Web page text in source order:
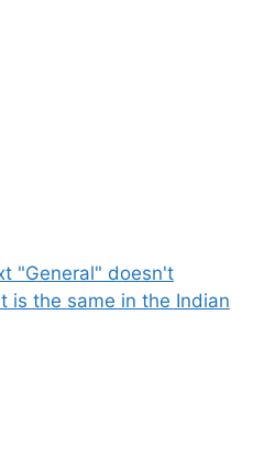
"General" doesn't
is the same in the Indian